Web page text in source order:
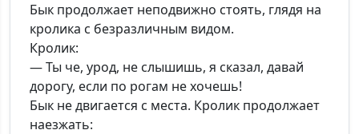
Бык продолжает неподвижно стоять, глядя на
кролика с безразличным видом.
Кролик:
— Ты че, урод, не слышишь, я сказал, давай
дорогу, если по рогам не хочешь!
Бык не двигается с места. Кролик продолжает
наезжать: